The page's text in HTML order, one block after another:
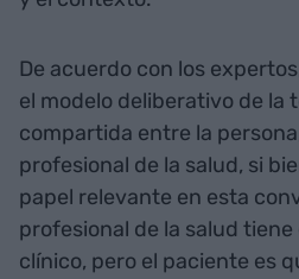
De acuerdo con los
el modelo deliberativo de la
compartida entre la
profesional de la salud, si
papel relevante en esta
profesional de la salud
clínico, pero el paciente es